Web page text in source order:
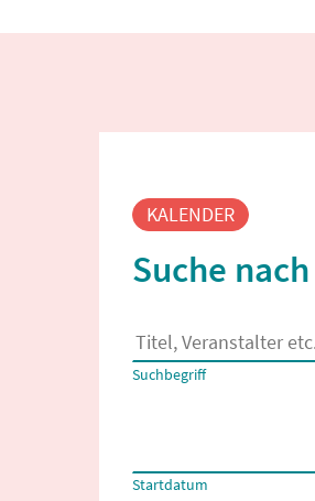
KALENDER
Suche
Es erscheinen
Suchbegriff
Startdatum